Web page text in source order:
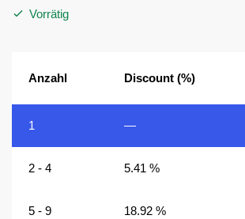
Vorrätig
Anzahl Discount (%)
1 —
2 - 4 5.41 %
5 - 9 18.92 %